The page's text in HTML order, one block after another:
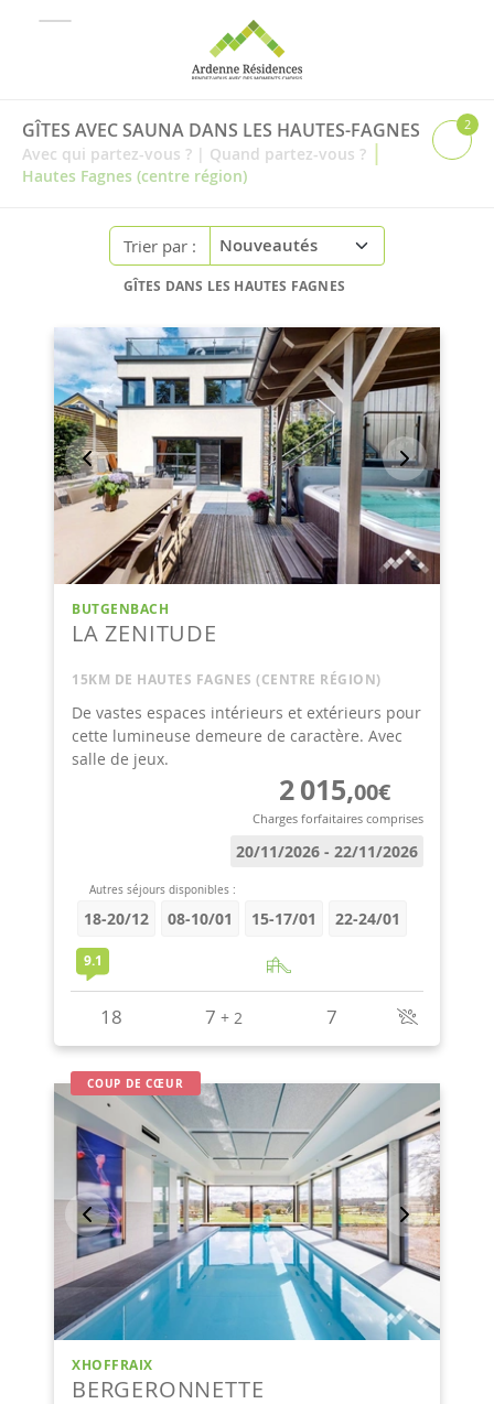
GÎTES AVEC SAUNA DANS LES HAUTES-FAGNES
Avec qui partez-vous ? | Quand partez-vous ? |
Hautes Fagnes (centre région)
2
Trier par :
GÎTES DANS LES HAUTES FAGNES